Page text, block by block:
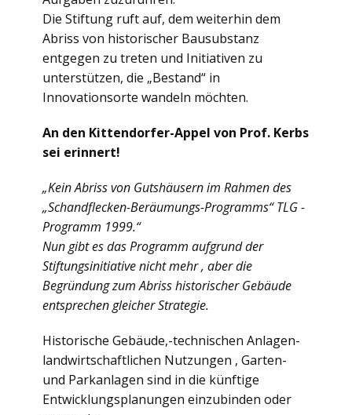
Die Stiftung ruft auf, dem weiterhin dem
Abriss von historischer Bausubstanz
entgegen zu treten und Initiativen zu
unterstützen, die „Bestand“ in
Innovationsorte wandeln möchten.
An den Kittendorfer-Appel von Prof. Kerbs
sei erinnert!
„Kein Abriss von Gutshäusern im Rahmen des
„Schandflecken-Beräumungs-Programms“ TLG -
Programm 1999.“
Nun gibt es das Programm aufgrund der
Stiftungsinitiative nicht mehr , aber die
Begründung zum Abrisshistorischer Gebäude
entsprechen gleicher Strategie.
Historische Gebäude,-technischen Anlagen-
landwirtschaftlichen Nutzungen , Garten-
und Parkanlagen sind in die künftige
Entwicklungsplanungen einzubinden oder